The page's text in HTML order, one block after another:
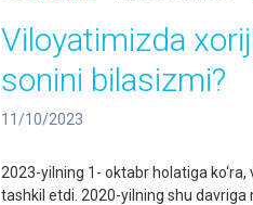
Viloyatimizda
sonini bilasizmi?
11/10/2023
2023-yilning 1- oktabr holatiga
tashkil etdi. 2020-yilning shu davriga